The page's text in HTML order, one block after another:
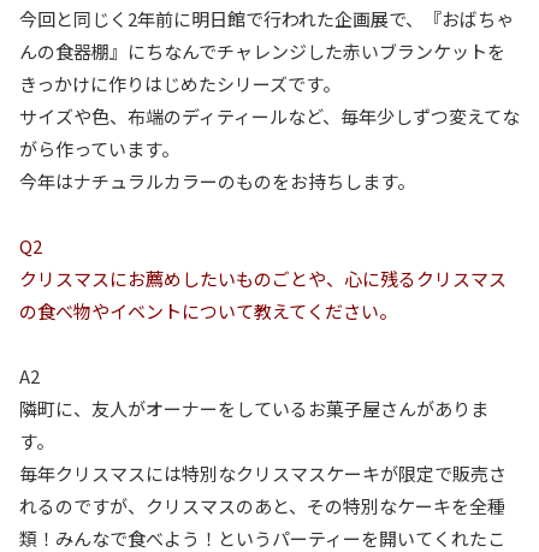
今回と同じく2年前に明日館で行われた企画展で、『おばちゃ
んの食器棚』にちなんでチャレンジした赤いブランケットを
きっかけに作りはじめたシリーズです。
サイズや色、布端のディティールなど、毎年少しずつ変えてな
がら作っています。
今年はナチュラルカラーのものをお持ちします。
Q2
クリスマスにお薦めしたいものごとや、心に残るクリスマス
の食べ物やイベントについて教えてください。
A2
隣町に、友人がオーナーをしているお菓子屋さんがありま
す。
毎年クリスマスには特別なクリスマスケーキが限定で販売さ
れるのですが、クリスマスのあと、その特別なケーキを全種
類！みんなで食べよう！というパーティーを開いてくれたこ